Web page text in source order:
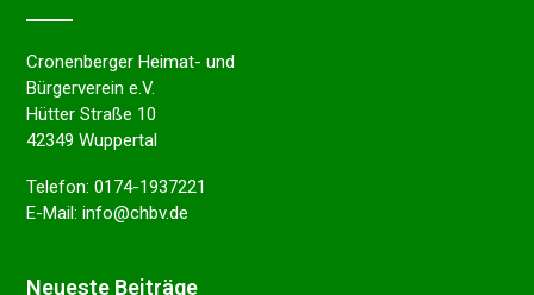
Cronenberger Heimat- und
Bürgerverein e.V.
Hütter Straße 10
42349 Wuppertal
Telefon: 0174-1937221
E-Mail: info@chbv.de
Neues­te Beiträge